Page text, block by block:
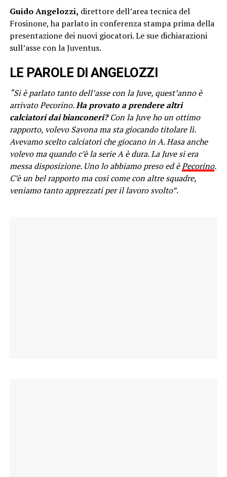
Guido Angelozzi, direttore dell’area tecnica del
Frosinone, ha parlato in conferenza stampa prima della
presentazione dei nuovi giocatori. Le sue dichiarazioni
sull’asse con la Juventus.
LE PAROLE DI ANGELOZZI
“Si è parlato tanto dell’asse con la Juve, quest’anno è
arrivato Pecorino.Ha provato a prendere altri
calciatori dai bianconeri?Con la Juve ho un ottimo
rapporto, volevo Savona ma sta giocando titolare lì.
Avevamo scelto calciatori che giocano in A. Hasa anche
volevo ma quando c’è la serie A è dura. La Juve si era
messa disposizione. Uno lo abbiamo preso ed èPecorino.
C’è un bel rapporto ma cosi come con altre squadre,
veniamo tanto apprezzati per il lavoro svolto”.